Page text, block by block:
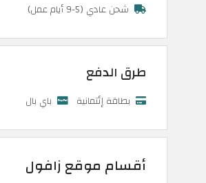
شحن عادي (5-9 أيام عمل)
طرق الدفع
بطاقة إئتمانية باي بال
أقسام موقع زافول